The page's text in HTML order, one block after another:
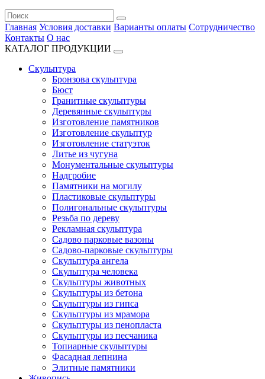
Главная Условия доставки Варианты оплаты Сотрудничество
Контакты О нас
КАТАЛОГ ПРОДУКЦИИ
Скульптура
Бронзова скульптура
Бюст
Гранитные скульптуры
Деревянные скульптуры
Изготовление памятников
Изготовление скульптур
Изготовление статуэток
Литье из чугуна
Монументальные скульптуры
Надгробие
Памятники на могилу
Пластиковые скульптуры
Полигональные скульптуры
Резьба по дереву
Рекламная скульптура
Садово парковые вазоны
Садово-парковые скульптуры
Скульптура ангела
Скульптура человека
Скульптуры животных
Скульптуры из бетона
Скульптуры из гипса
Скульптуры из мрамора
Скульптуры из пенопласта
Скульптуры из песчаника
Топиарные скульптуры
Фасадная лепнина
Элитные памятники